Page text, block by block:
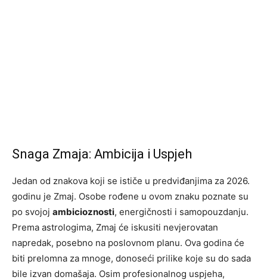
Snaga Zmaja: Ambicija i Uspjeh
Jedan od znakova koji se ističe u predviđanjima za 2026.
godinu je Zmaj. Osobe rođene u ovom znaku poznate su
po svojoj ambicioznosti, energičnosti i samopouzdanju.
Prema astrologima, Zmaj će iskusiti nevjerovatan
napredak, posebno na poslovnom planu. Ova godina će
biti prelomna za mnoge, donoseći prilike koje su do sada
bile izvan domašaja. Osim profesionalnog uspjeha,